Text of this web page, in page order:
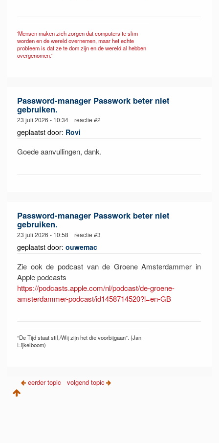
'Mensen maken zich zorgen dat computers te slim
worden en de wereld overnemen, maar het echte
probleem is dat ze te dom zijn en de wereld al hebben
overgenomen.'
Password-manager Passwork beter niet
gebruiken.
23 juli 2026 - 10:34 reactie #2
geplaatst door: Rovi
Goede aanvullingen, dank.
Password-manager Passwork beter niet
gebruiken.
23 juli 2026 - 10:58 reactie #3
geplaatst door: ouwemac
Zie ook de podcast van de Groene Amsterdammer in
Apple podcasts
https://podcasts.apple.com/nl/podcast/de-groene-
amsterdammer-podcast/id1458714520?l=en-GB
“De Tijd staat stil,/Wij zijn het die voorbijgaan”. (Jan
Eijkelboom)
eerder topic volgend topic